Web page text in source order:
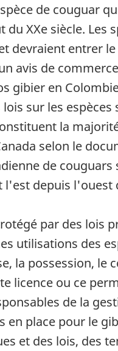
de couguar
XXe siècle. Les
devraient entrer
avis de
gibier en
sur les
la
selon le
de
depuis l'ouest
par des lois
utilisations des
la possession, le
licence ou ce
de la
place pour le
et des lois, des